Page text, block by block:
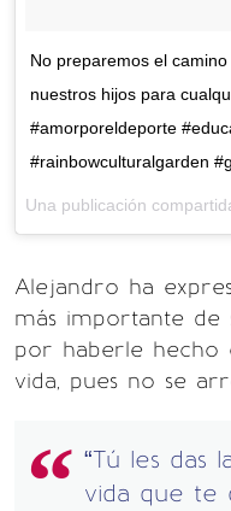
No preparemos el
nuestros hijos para
#amorporeldeporte
#rainbowculturalgarden
Una publicación
Alejandro ha
más importante de
por haberle hecho
vida, pues no se
“Tú les das
vida que te